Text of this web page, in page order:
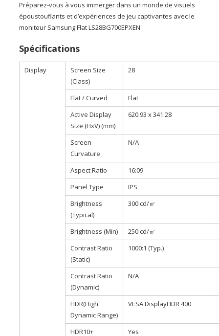
Préparez-vous à vous immerger dans un monde de visuels
époustouflants et d’expériences de jeu captivantes avec le
moniteur Samsung Flat LS28BG700EPXEN.
Spécifications
Display
Screen Size
(Class)
28
Flat / Curved
Flat
Active Display
Size (HxV) (mm)
620.93 x 341.28
Screen
Curvature
N/A
Aspect Ratio
16:09
Panel Type
IPS
Brightness
(Typical)
300 cd/㎡
Brightness (Min)
250 cd/㎡
Contrast Ratio
(Static)
1000:1 (Typ.)
Contrast Ratio
(Dynamic)
N/A
HDR(High
Dynamic Range)
VESA DisplayHDR 400
HDR10+ Yes